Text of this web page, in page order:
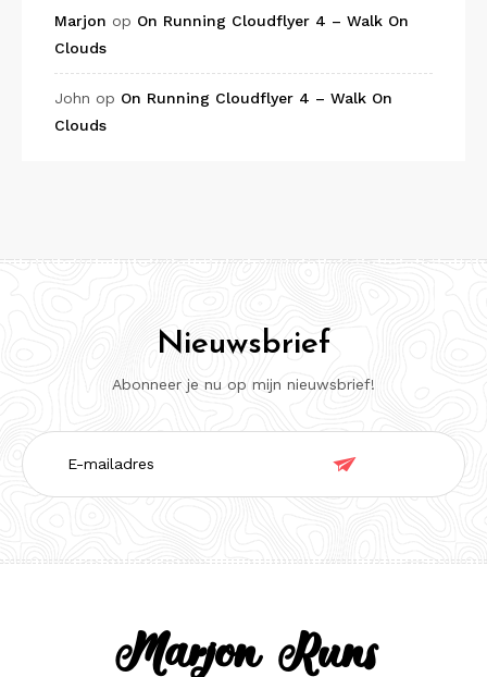
Marjon op On Running Cloudflyer 4 – Walk On
Clouds
John op On Running Cloudflyer 4 – Walk On
Clouds
Nieuwsbrief
Abonneer je nu op mijn nieuwsbrief!
E-
mailadres

Marjon Runs